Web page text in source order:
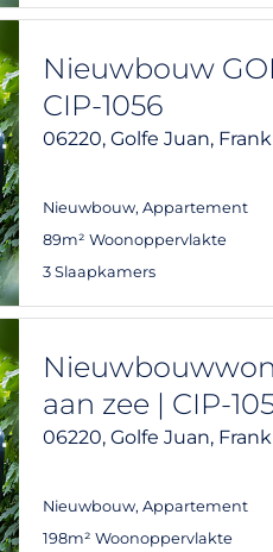
Nieuwbouw
CIP-1056
06220, Golfe Juan,
Nieuwbouw, Appartement
89m² Woonoppervlakte
3 Slaapkamers
aan zee | CIP-
06220, Golfe Juan,
Nieuwbouw, Appartement
198m² Woonoppervlakte